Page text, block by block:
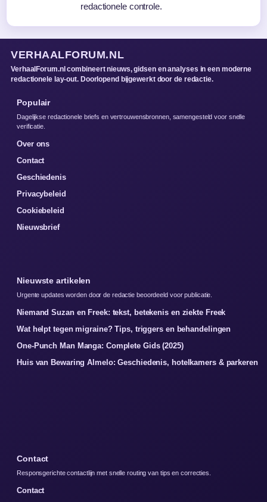
redactionele controle.
VERHAALFORUM.NL
VerhaalForum.nl combineert nieuws, gidsen en analyses in een moderne
redactionele lay-out. Doorlopend bijgewerkt door de redactie.
Populair
Dagelijkse redactionele briefs en vertrouwensbronnen, samengesteld voor snelle
verificatie.
Over ons
Contact
Geschiedenis
Privacybeleid
Cookiebeleid
Nieuwsbrief
Nieuwste artikelen
Urgente updates worden door de redactie beoordeeld voor publicatie.
Niemand Suzan en Freek: tekst, betekenis en ziekte Freek
Wat helpt tegen migraine? Tips, triggers en behandelingen
One-Punch Man Manga: Complete Gids (2025)
Huis van Bewaring Almelo: Geschiedenis, hotelkamers & parkeren
Contact
Responsgerichte contactlijn met snelle routing van tips en correcties.
Contact